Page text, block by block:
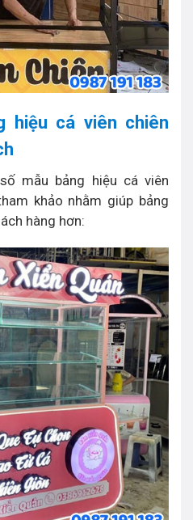
hiệu cá viên chiên
mẫu bảng hiệu cá viên
khảo nhằm giúp bảng
hàng hơn: